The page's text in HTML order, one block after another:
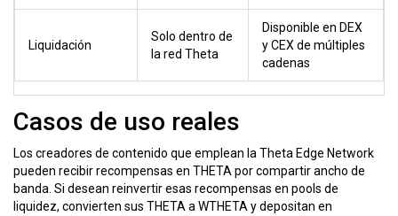
Liquidación
Solo dentro de
la red Theta
Disponible en DEX
y CEX de múltiples
cadenas
Casos de uso reales
Los creadores de contenido que emplean laTheta Edge Network
pueden recibir recompensas en THETA por compartir ancho de
banda. Si desean reinvertir esas recompensas en pools de
liquidez, convierten sus THETA a WTHETA y depositan en